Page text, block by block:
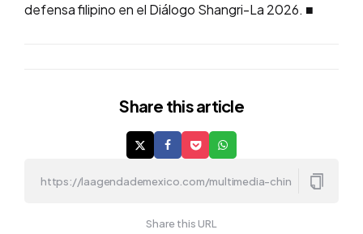
defensa filipino en el Diálogo Shangri-La 2026. ■
Share this article
Share this URL